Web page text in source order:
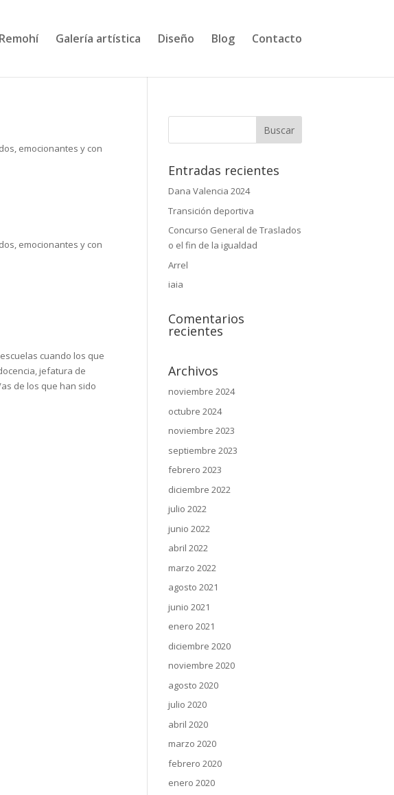
Galería artística Diseño Blog Contacto
emocionantes y con
emocionantes y con
cuando los que
jefatura de
de los que han sido
Entradas recientes
Dana Valencia 2024
Transición deportiva
Concurso General de Traslados
o el fin de la igualdad
Arrel
iaia
Comentarios
recientes
Archivos
noviembre 2024
octubre 2024
noviembre 2023
septiembre 2023
febrero 2023
diciembre 2022
julio 2022
junio 2022
abril 2022
marzo 2022
agosto 2021
junio 2021
enero 2021
diciembre 2020
noviembre 2020
agosto 2020
julio 2020
abril 2020
marzo 2020
febrero 2020
enero 2020